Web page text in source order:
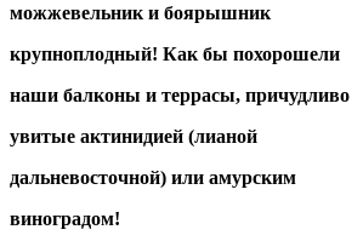
можжевельник и боярышник
крупноплодный! Как бы похорошели
наши балконы и террасы, причудливо
увитые актинидией (лианой
дальневосточной) или амурским
виноградом!